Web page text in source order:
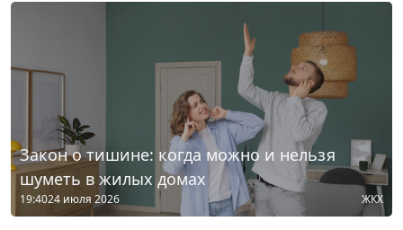
Закон о тишине: когда можно и нельзя
шуметь в жилых домах
19:4024 июля 2026 ЖКХ